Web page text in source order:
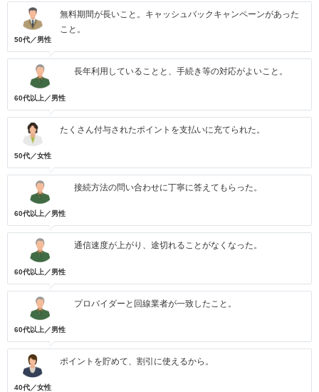
50代／男性
無料期間が長いこと。キャッシュバックキャンペーンがあった
こと。
60代以上／男性
長年利用していることと、手続き等の対応がよいこと。
50代／女性
たくさん付与されたポイントを支払いに充てられた。
60代以上／男性
接続方法の問い合わせに丁寧に答えてもらった。
60代以上／男性
通信速度が上がり、途切れることがなくなった。
60代以上／男性
プロバイダーと回線業者が一致したこと。
40代／女性
ポイントを貯めて、割引に使えるから。